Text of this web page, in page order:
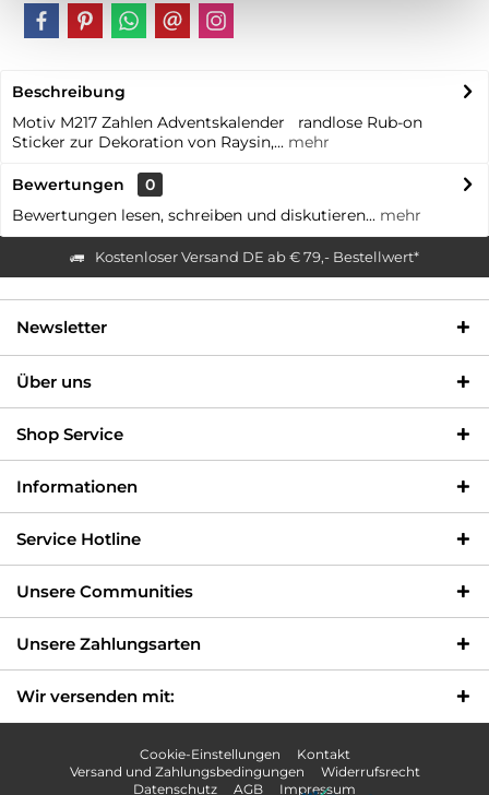
Beschreibung
Motiv M217 Zahlen Adventskalender randlose Rub-on
Sticker zur Dekoration von Raysin,... mehr
Bewertungen
0
Bewertungen lesen, schreiben und diskutieren... mehr
Kostenloser Versand DE ab € 79,- Bestellwert*
Newsletter
Über uns
Shop Service
Informationen
Service Hotline
Unsere Communities
Unsere Zahlungsarten
Wir versenden mit:
Cookie-Einstellungen
Kontakt
Versand und Zahlungsbedingungen
Widerrufsrecht
Datenschutz
AGB Impressum